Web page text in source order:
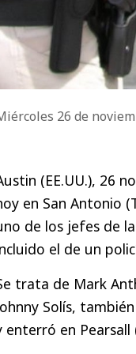
26 de
(EE.UU.), 26
en San Antonio
de los jefes de
el de un
trata de Mark
Solís,
enterró en Pearsall